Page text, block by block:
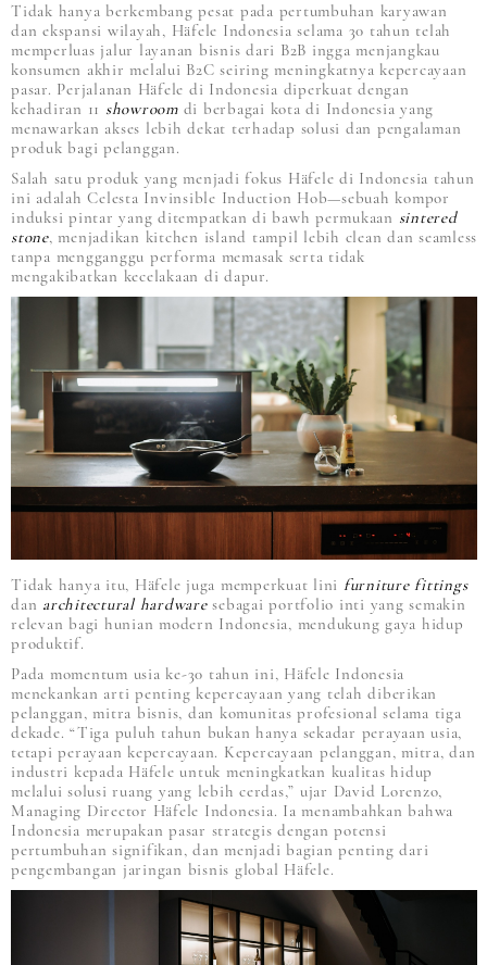
Tidak hanya berkembang pesat pada pertumbuhan karyawan
dan ekspansi wilayah, Häfele Indonesia selama 30 tahun telah
memperluas jalur layanan bisnis dari B2B ingga menjangkau
konsumen akhir melalui B2C seiring meningkatnya kepercayaan
pasar. Perjalanan Häfele di Indonesia diperkuat dengan
kehadiran 11 showroomdi berbagai kota di Indonesia yang
menawarkan akses lebih dekat terhadap solusi dan pengalaman
produk bagi pelanggan.
Salah satu produk yang menjadi fokus Häfele di Indonesia tahun
ini adalah Celesta Invinsible Induction Hob—sebuah kompor
induksi pintar yang ditempatkan di bawh permukaan sintered
stone, menjadikan kitchen island tampil lebih clean dan seamless
tanpa mengganggu performa memasak serta tidak
mengakibatkan kecelakaan di dapur.
Tidak hanya itu, Häfele juga memperkuat lini furniture fittings
dan architectural hardwaresebagai portfolio inti yang semakin
relevan bagi hunian modern Indonesia, mendukung gaya hidup
produktif.
Pada momentum usia ke-30 tahun ini, Häfele Indonesia
menekankan arti penting kepercayaan yang telah diberikan
pelanggan, mitra bisnis, dan komunitas profesional selama tiga
dekade. “Tiga puluh tahun bukan hanya sekadar perayaan usia,
tetapi perayaan kepercayaan. Kepercayaan pelanggan, mitra, dan
industri kepada Häfele untuk meningkatkan kualitas hidup
melalui solusi ruang yang lebih cerdas,” ujar David Lorenzo,
Managing Director Häfele Indonesia. Ia menambahkan bahwa
Indonesia merupakan pasar strategis dengan potensi
pertumbuhan signifikan, dan menjadi bagian penting dari
pengembangan jaringan bisnis global Häfele.